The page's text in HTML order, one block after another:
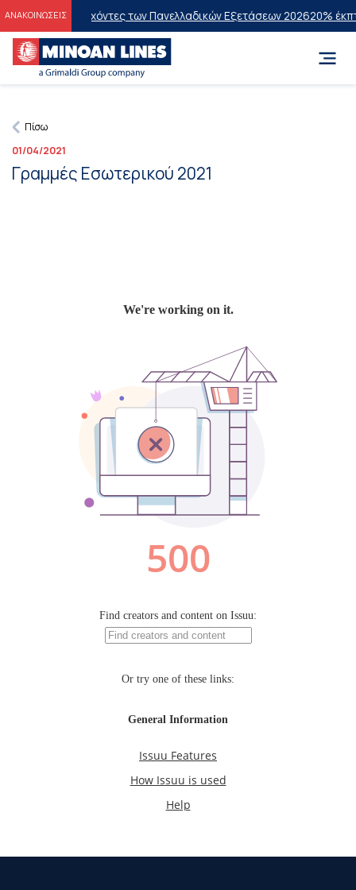
ΑΝΑΚΟΙΝΩΣΕΙΣ
στους Επιτυχόντες των Πανελλαδικών Εξετάσεων 202620%
Πίσω
01/04/2021
Γραμμές Εσωτερικού 2021